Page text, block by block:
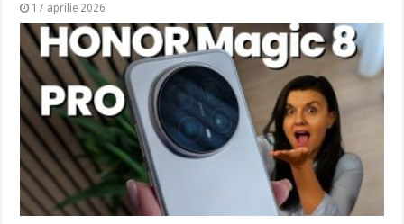
17 aprilie 2026